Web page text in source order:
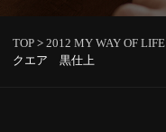
TOP >2012 MY WAY OF LIFE
クエア 黒仕上